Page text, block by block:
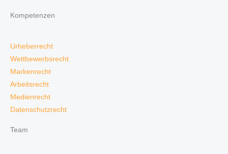
Kompetenzen
Urheberrecht
Wettbewerbsrecht
Markenrecht
Arbeitsrecht
Medienrecht
Datenschutzrecht
Team